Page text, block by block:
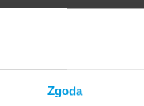
Zgoda